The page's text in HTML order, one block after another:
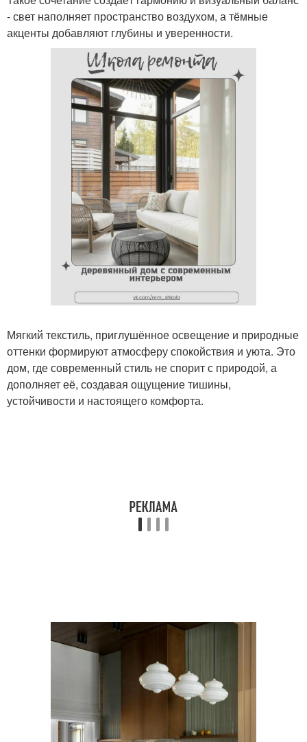
- свет наполняет пространство воздухом, а тёмные
акценты добавляют глубины и уверенности.
Мягкий текстиль, приглушённое освещение и природные
оттенки формируют атмосферу спокойствия и уюта. Это
дом, где современный стиль не спорит с природой, а
дополняет её, создавая ощущение тишины,
устойчивости и настоящего комфорта.